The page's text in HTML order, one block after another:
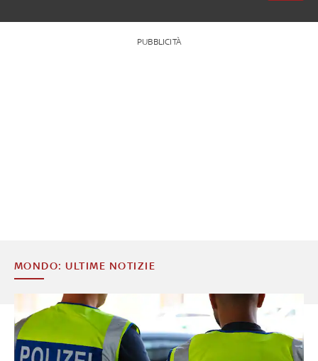
PUBBLICITÀ
MONDO: ULTIME NOTIZIE